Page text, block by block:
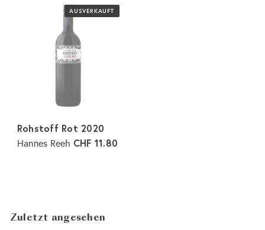
AUSVERKAUFT
Rohstoff Rot 2020
Hannes Reeh CHF 11.80
Zuletzt angesehen